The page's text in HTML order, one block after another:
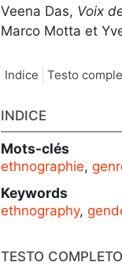
Veena Das, Voix
Marco Motta et
Indice Testo
INDICE
Mots-clés
ethnographie,
Keywords
ethnography,
TESTO COMPLETO